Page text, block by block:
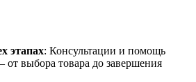
этапах: Консультации и помощь
выбора товара до завершения